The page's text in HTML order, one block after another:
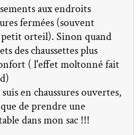
aux endroits
fermées (souvent
orteil). Sinon quand
des chaussettes plus
( l'effet moltonné fait
en chaussures ouvertes,
de prendre une
dans mon sac !!!